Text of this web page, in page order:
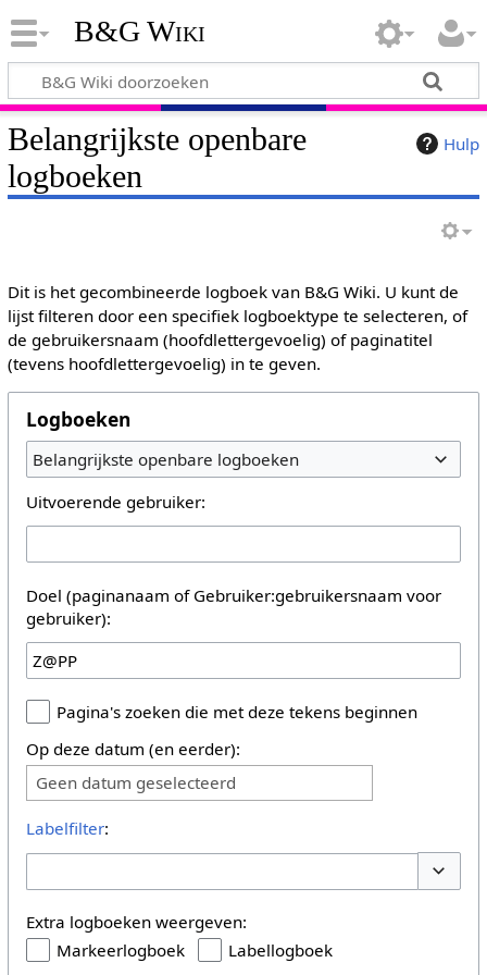
B&G Wiki
Hulp
Belangrijkste openbare
logboeken
Dit is het gecombineerde logboek van B&G Wiki. U kunt de
lijst filteren door een specifiek logboektype te selecteren, of
de gebruikersnaam (hoofdlettergevoelig) of paginatitel
(tevens hoofdlettergevoelig) in te geven.
Logboeken
Belangrijkste openbare logboeken
Uitvoerende gebruiker:
Doel (paginanaam of Gebruiker:gebruikersnaam voor
gebruiker):
Pagina's zoeken die met deze tekens beginnen
Op deze datum (en eerder):
Geen datum geselecteerd
Labelfilter:
Extra logboeken weergeven:
Markeerlogboek
Labellogboek